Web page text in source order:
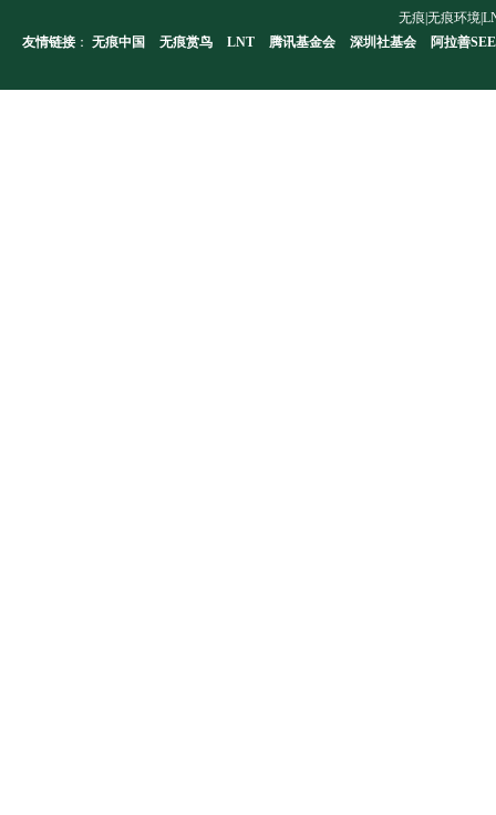
无痕|无痕环境
友情链接 ： 无痕中国 无痕赏鸟 LNT 腾讯基金会 深圳社基会 阿拉善SEE